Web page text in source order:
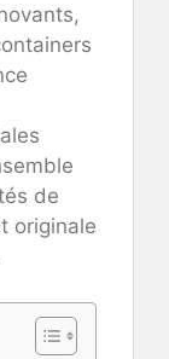
de
originale